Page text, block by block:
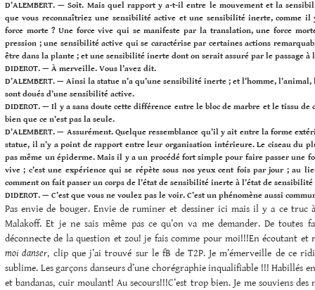
D’ALEMBERT. — Soit. Mais quel rapport y a-t-il entre le mouvement et la
que vous reconnaîtriez une sensibilité active et une sensibilité inerte, comme il
force morte ? Une force vive qui se manifeste par la translation, une force
pression ; une sensibilité active qui se caractérise par certaines actions
être dans la plante ; et une sensibilité inerte dont on serait assuré par le passage à
DIDEROT. — À merveille. Vous l’avez dit.
D’ALEMBERT. — Ainsi la statue n’a qu’une sensibilité inerte ; et l’homme,
sont doués d’une sensibilité active.
DIDEROT. — Il y a sans doute cette différence entre le bloc de marbre et le tissu de
bien que ce n’est pas la seule.
D’ALEMBERT. — Assurément. Quelque ressemblance qu’il y ait entre la forme
statue, il n’y a point de rapport entre leur organisation intérieure. Le ciseau du
pas même un épiderme. Mais il y a un procédé fort simple pour faire passer une
vive ; c’est une expérience qui se répète sous nos yeux cent fois par jour ; au
comment on fait passer un corps de l’état de sensibilité inerte à l’état de sensibilité
DIDEROT. — C’est que vous ne voulez pas le voir. C’est un phénomène aussi
Pas envie de bouger. Envie de ruminer et dessiner ici mais il y a ce truc
Malakoff. Et je ne sais même pas ce qu’on va me demander. De toutes
déconnecte de la question et zou! je fais comme pour moi!!!En écoutant et
moi danser, clip que j’ai trouvé sur le fB de T2P. Je m’émerveille de ce
sublime. Les garçons danseurs d’une chorégraphie inqualifiable !!! Habillés
et bandanas, cuir moulant! Au secours!!!C’est trop bien. Je me souviens